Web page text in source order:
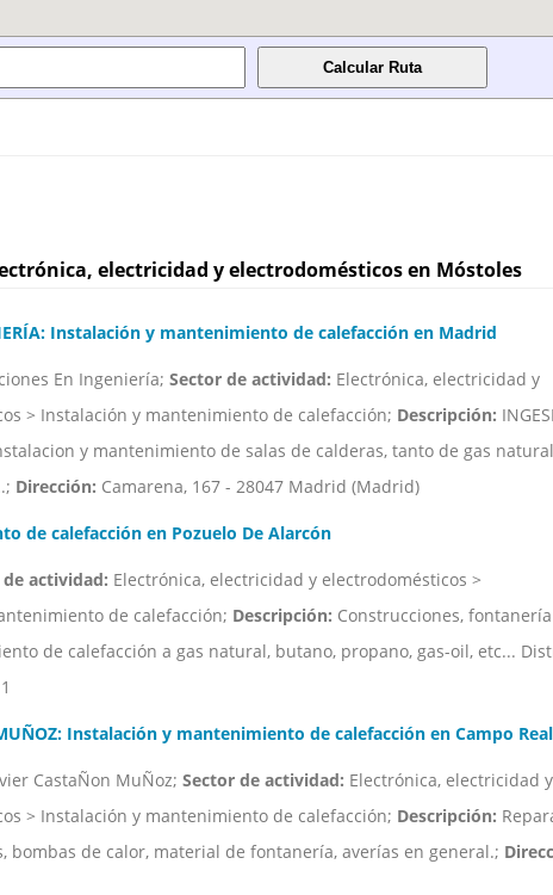
electricidad y electrodomésticos en Móstoles
Instalación y mantenimiento de calefacción en Madrid
En Ingeniería; Sector de actividad: Electrónica, electricidad y
> Instalación y mantenimiento de calefacción; Descripción:
y mantenimiento de salas de calderas, tanto de gas
Dirección: Camarena, 167 - 28047 Madrid (Madrid)
de calefacción en Pozuelo De Alarcón
actividad: Electrónica, electricidad y electrodomésticos >
de calefacción; Descripción: Construcciones,
de calefacción a gas natural, butano, propano, gas-oil, etc...
MUÑOZ: Instalación y mantenimiento de calefacción en Campo Real
CastaÑon MuÑoz; Sector de actividad: Electrónica, electricidad y
> Instalación y mantenimiento de calefacción; Descripción:
bombas de calor, material de fontanería, averías en general.;